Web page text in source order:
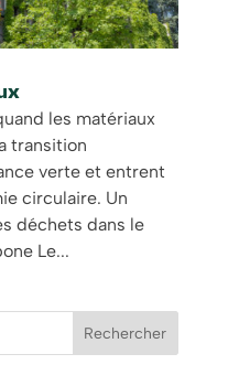
les matériaux
transition
verte et entrent
circulaire. Un
déchets dans le
Le...
Rechercher